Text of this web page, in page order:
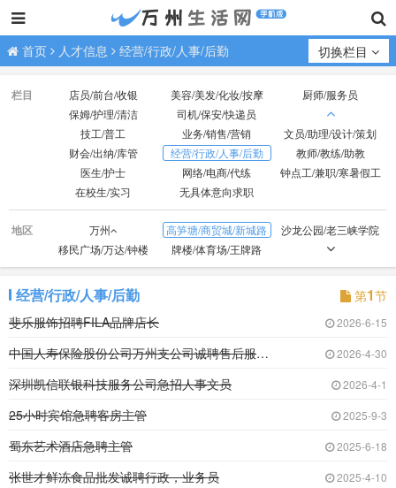
首页 人才信息 经营/行政/人事/后勤 切换栏目
栏目 店员/前台/收银 美容/美发/化妆/按摩
厨师/服务员
保姆/护理/清洁
司机/保安/快递员
技工/普工
业务/销售/营销
文员/助理/设计/策划
财会/出纳/库管
经营/行政/人事/后勤
教师/教练/助教
医生/护士
网络/电商/代练
钟点工/兼职/寒暑假工
在校生/实习
无具体意向求职
地区 万州 高笋塘/商贸城/新城路
沙龙公园/老三峡学院
移民广场/万达/钟楼
牌楼/体育场/王牌路
观音岩/光彩大市场
红光/小天鹅/国本路
外贸/双河口
火车站/龙都广场
百安坝/联合坝
江南新区
火车北站/塘坊/天子湖
五桥
经营/行政/人事/后勤 第1节
斐乐服饰招聘FILA品牌店长
2026-6-15
中国人寿保险股份公司万州支公司诚聘售后服务专 2026-4-30
深圳凯信联银科技服务公司急招人事文员 2026-4-1
25小时宾馆急聘客房主管 2025-9-3
蜀东艺术酒店急聘主管 2025-6-18
张世才鲜冻食品批发诚聘行政，业务员 2025-4-10